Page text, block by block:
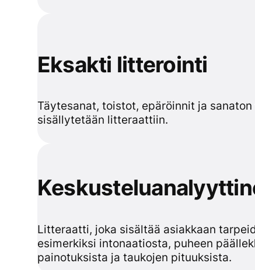
Eksakti litterointi
Täytesanat, toistot, epäröinnit ja
sisällytetään litteraattiin.
Litteraatti, joka sisältää asiakkaan
esimerkiksi intonaatiosta, puheen
painotuksista ja taukojen pituuksista.